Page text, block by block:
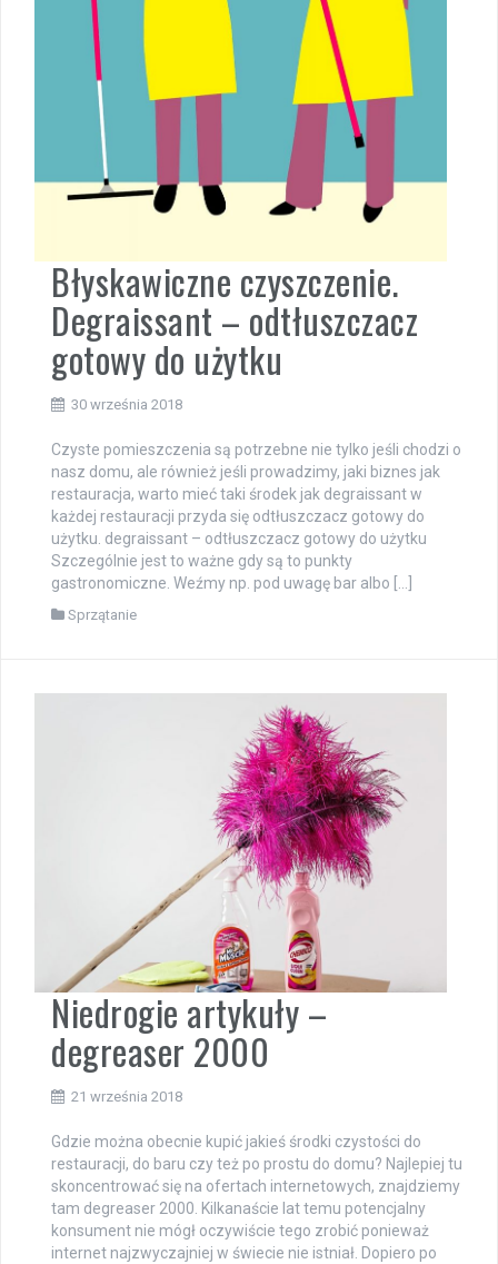
Błyskawiczne czyszczenie.
Degraissant – odtłuszczacz
gotowy do użytku
30 września 2018
Czyste pomieszczenia są potrzebne nie tylko jeśli chodzi o
nasz domu, ale również jeśli prowadzimy, jaki biznes jak
restauracja, warto mieć taki środek jak degraissant w
każdej restauracji przyda się odtłuszczacz gotowy do
użytku. degraissant – odtłuszczacz gotowy do użytku
Szczególnie jest to ważne gdy są to punkty
gastronomiczne. Weźmy np. pod uwagę bar albo […]
Sprzątanie
Niedrogie artykuły –
degreaser 2000
21 września 2018
Gdzie można obecnie kupić jakieś środki czystości do
restauracji, do baru czy też po prostu do domu? Najlepiej tu
skoncentrować się na ofertach internetowych, znajdziemy
tam degreaser 2000. Kilkanaście lat temu potencjalny
konsument nie mógł oczywiście tego zrobić ponieważ
internet najzwyczajniej w świecie nie istniał. Dopiero po